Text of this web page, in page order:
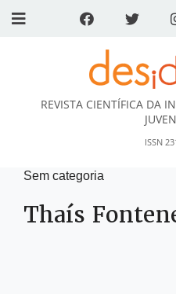
REVISTA CIENTÍFICA DA
ISSN
Sem categoria
Thaís